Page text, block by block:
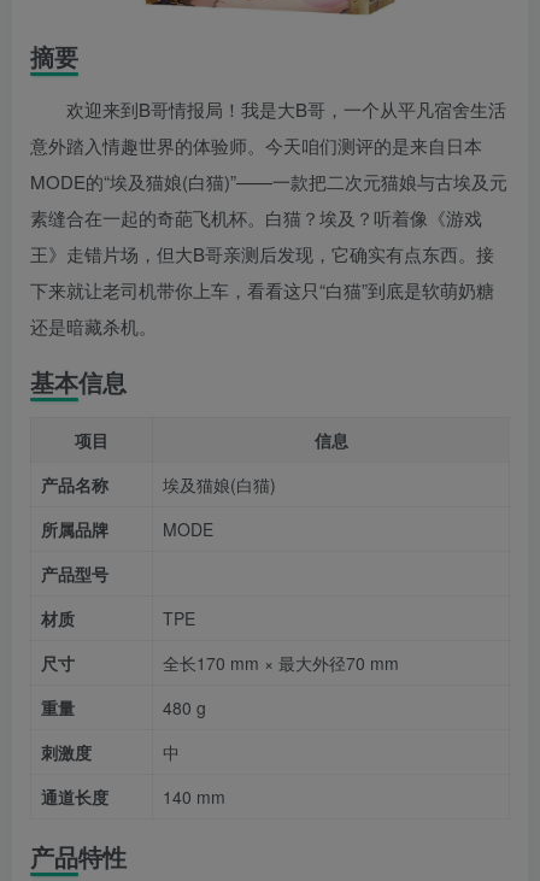
摘要
欢迎来到B哥情报局！我是大B哥，一个从平凡宿舍生活
意外踏入情趣世界的体验师。今天咱们测评的是来自日本
MODE的“埃及猫娘(白猫)”——一款把二次元猫娘与古埃及元
素缝合在一起的奇葩飞机杯。白猫？埃及？听着像《游戏
王》走错片场，但大B哥亲测后发现，它确实有点东西。接
下来就让老司机带你上车，看看这只“白猫”到底是软萌奶糖
还是暗藏杀机。
基本信息
项目
信息
产品名称
埃及猫娘(白猫)
所属品牌
MODE
产品型号
材质
TPE
尺寸
全长170 mm × 最大外径70 mm
重量
480 g
刺激度
中
通道长度
140 mm
产品特性